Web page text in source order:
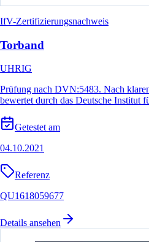
IfV-Zertifizierungsnachweis
Torband
UHRIG
Prüfung nach DVN:5483. Nach
bewertet durch das Deutsche Institut
Getestet am
04.10.2021
Referenz
QU1618059677
Details ansehen